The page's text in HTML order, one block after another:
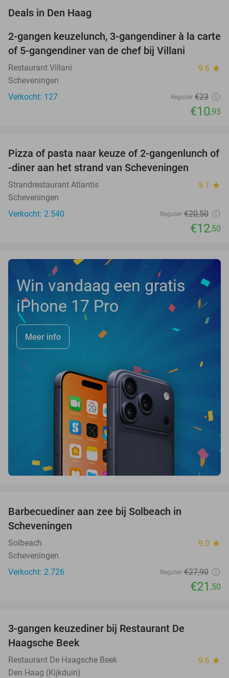
Deals in Den Haag
52%
2-gangen keuzelunch, 3-gangendiner à la carte
of 5-gangendiner van de chef bij Villani
Restaurant Villani 9.6 star
Scheveningen
Verkocht: 127
Regulier €23
€10,95
39%
Pizza of pasta naar keuze of 2-gangenlunch of
-diner aan het strand van Scheveningen
Strandrestaurant Atlantis 9.1 star
Scheveningen
Verkocht: 2.540
Regulier €20,50
€12,50
Win vandaag een gratis
iPhone 17 Pro
Meer info
Barbecuediner aan zee bij Solbeach in
Scheveningen
Solbeach 9.0 star
Scheveningen
Verkocht: 2.726
Regulier €27,90
€21 ,50
3-gangen keuzediner bij Restaurant De
Haagsche Beek
Restaurant De Haagsche Beek 9.6 star
Den Haag (Kijkduin)